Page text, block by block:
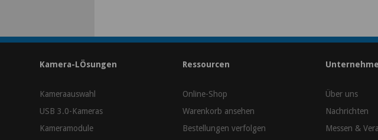
Kamera-LÖsungen
Kameraauswahl
USB 3.0-Kameras
Kameramodule
Ressourcen
Online-Shop
Warenkorb ansehen
Bestellungen verfolgen
Über uns
Nachrichten
Messen &